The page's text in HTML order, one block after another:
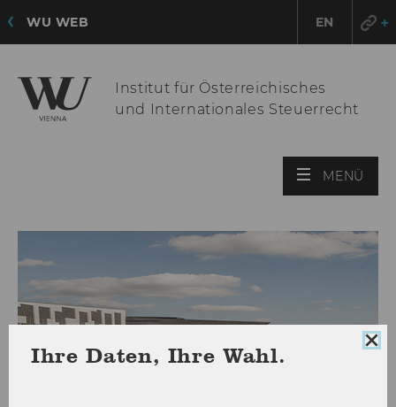
WU WEB EN
Institut für Österreichisches
und Internationales Steuerrecht
MENÜ
Ihre Daten, Ihre Wahl.